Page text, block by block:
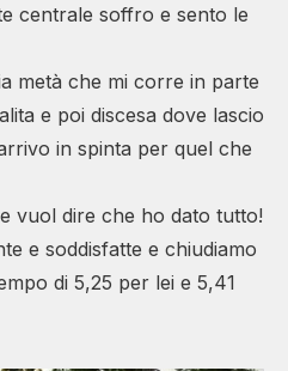
centrale soffro e sento le
metà che mi corre in parte
e poi discesa dove lascio
in spinta per quel che
vuol dire che ho dato tutto!
e soddisfatte e chiudiamo
di 5,25 per lei e 5,41